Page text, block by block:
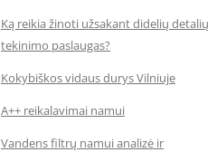
Ką reikia žinoti užsakant didelių detalių
tekinimo paslaugas?
Kokybiškos vidaus durys Vilniuje
A++ reikalavimai namui
Vandens filtrų namui analizė ir